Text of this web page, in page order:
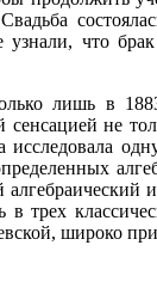
узнали, что
лишь в
сенсацией не
трех
широко